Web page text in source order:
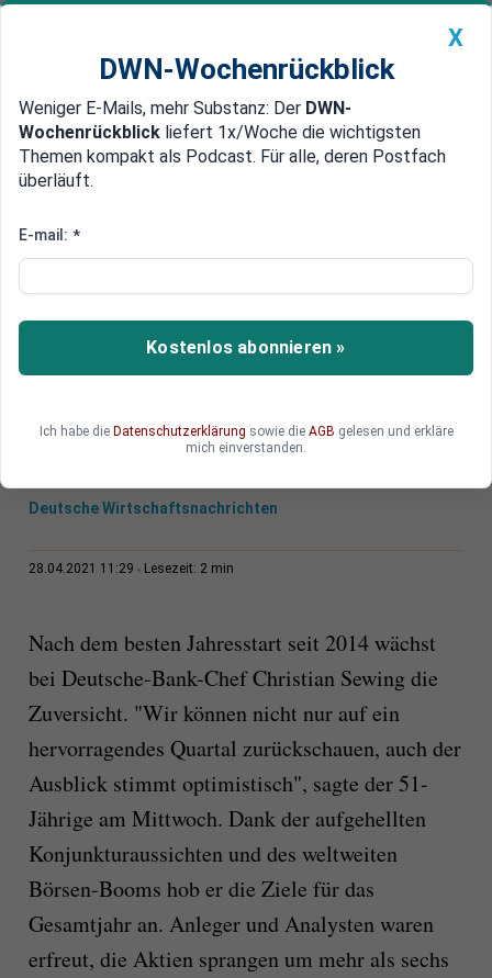
Newsticker MEIN DWN: Geldanlage Premium
Edelmetalle DWN-Magazin China
Ein Finanz-Bollwerk: Deutsche
seit 2014 hin
Nach dem besten Jahresstart seit 2014 wächst
bei Deutsche-Bank-Chef Christian Sewing die
Deutsche Wirtschaftsnachrichten
28.04.2021 11:29 Lesezeit: 2 min
Nach dem besten Jahresstart seit 2014 wächst
bei Deutsche-Bank-Chef Christian Sewing die
Zuversicht. "Wir können nicht nur auf ein
hervorragendes Quartal zurückschauen, auch der
Ausblick stimmt optimistisch", sagte der 51-
Jährige am Mittwoch. Dank der aufgehellten
Konjunkturaussichten und des weltweiten
Börsen-Booms hob er die Ziele für das
Gesamtjahr an. Anleger und Analysten waren
erfreut, die Aktien sprangen um mehr als sechs
X
DWN-Wochenrückblick
Weniger E-Mails, mehr Substanz: Der DWN-
Wochenrückblick liefert 1x/Woche die wichtigsten
Themen kompakt als Podcast. Für alle, deren Postfach
überläuft.
E-mail: *
Kostenlos abonnieren »
Ich habe die Datenschutzerklärung sowie die AGB gelesen und erkläre
mich einverstanden.